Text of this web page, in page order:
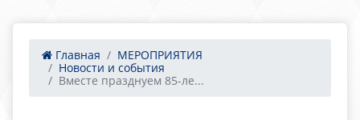
Главная
МЕРОПРИЯТИЯ
Новости и события
Вместе празднуем 85-ле...